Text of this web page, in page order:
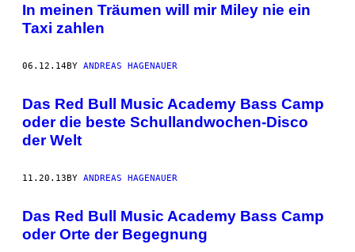
In meinen Träumen will mir Miley nie ein
Taxi zahlen
06.12.14BY ANDREAS HAGENAUER
Das Red Bull Music Academy Bass Camp
oder die beste Schullandwochen-Disco
der Welt
11.20.13BY ANDREAS HAGENAUER
Das Red Bull Music Academy Bass Camp
oder Orte der Begegnung